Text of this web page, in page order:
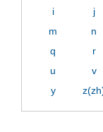
i
j
m
n
q
r
u
v
y